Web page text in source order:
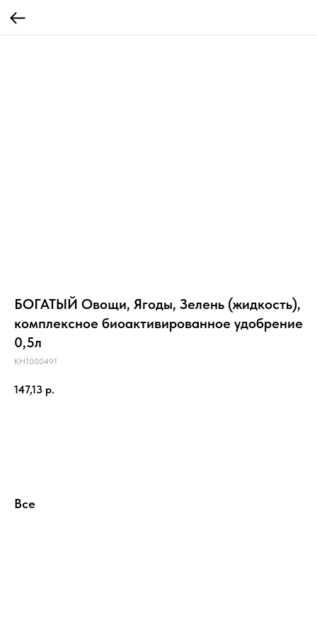
БОГАТЫЙ Овощи, Ягоды, Зелень (жидкость),
комплексное биоактивированное удобрение
0,5л
КН1000491
147,13 р.
Все